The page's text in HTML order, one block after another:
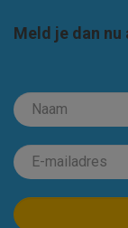
Meld je dan